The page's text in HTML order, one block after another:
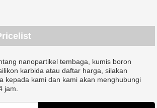
nanopartikel tembaga, kumis boron
karbida atau daftar harga, silakan
kepada kami dan kami akan menghubungi
jam.